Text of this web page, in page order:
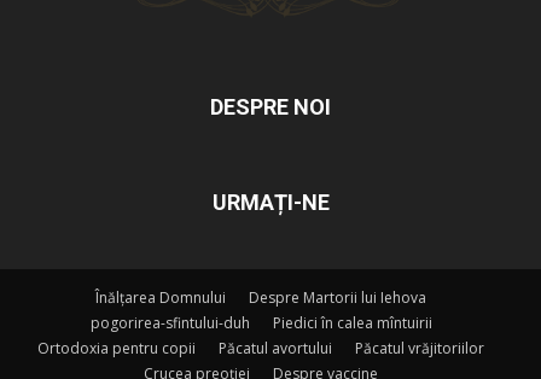
DESPRE NOI
URMAȚI-NE
Înălțarea Domnului
Despre Martorii lui Iehova
pogorirea-sfintului-duh
Piedici în calea mîntuirii
Ortodoxia pentru copii
Păcatul avortului
Păcatul vrăjitoriilor
Crucea preoției
Despre vaccine